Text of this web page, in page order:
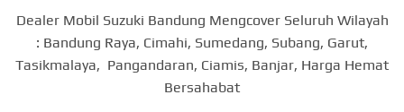
Dealer Mobil Suzuki Bandung Mengcover Seluruh Wilayah
: Bandung Raya, Cimahi, Sumedang, Subang, Garut,
Tasikmalaya, Pangandaran, Ciamis, Banjar, Harga Hemat
Bersahabat